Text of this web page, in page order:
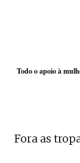
Todo o apoio à
Fora as